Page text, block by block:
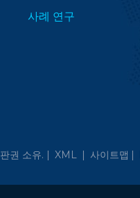
사례 연구
판권 소유. | XML | 사이트맵 |